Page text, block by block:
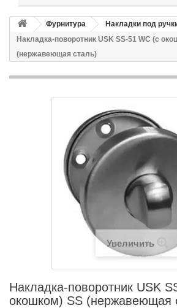
Фурнитура Накладки под
Накладка-поворотник USK SS-51 WC (с
(нержавеющая сталь)
Увеличить
Накладка-поворотник USK
окошком) SS (нержавеющая